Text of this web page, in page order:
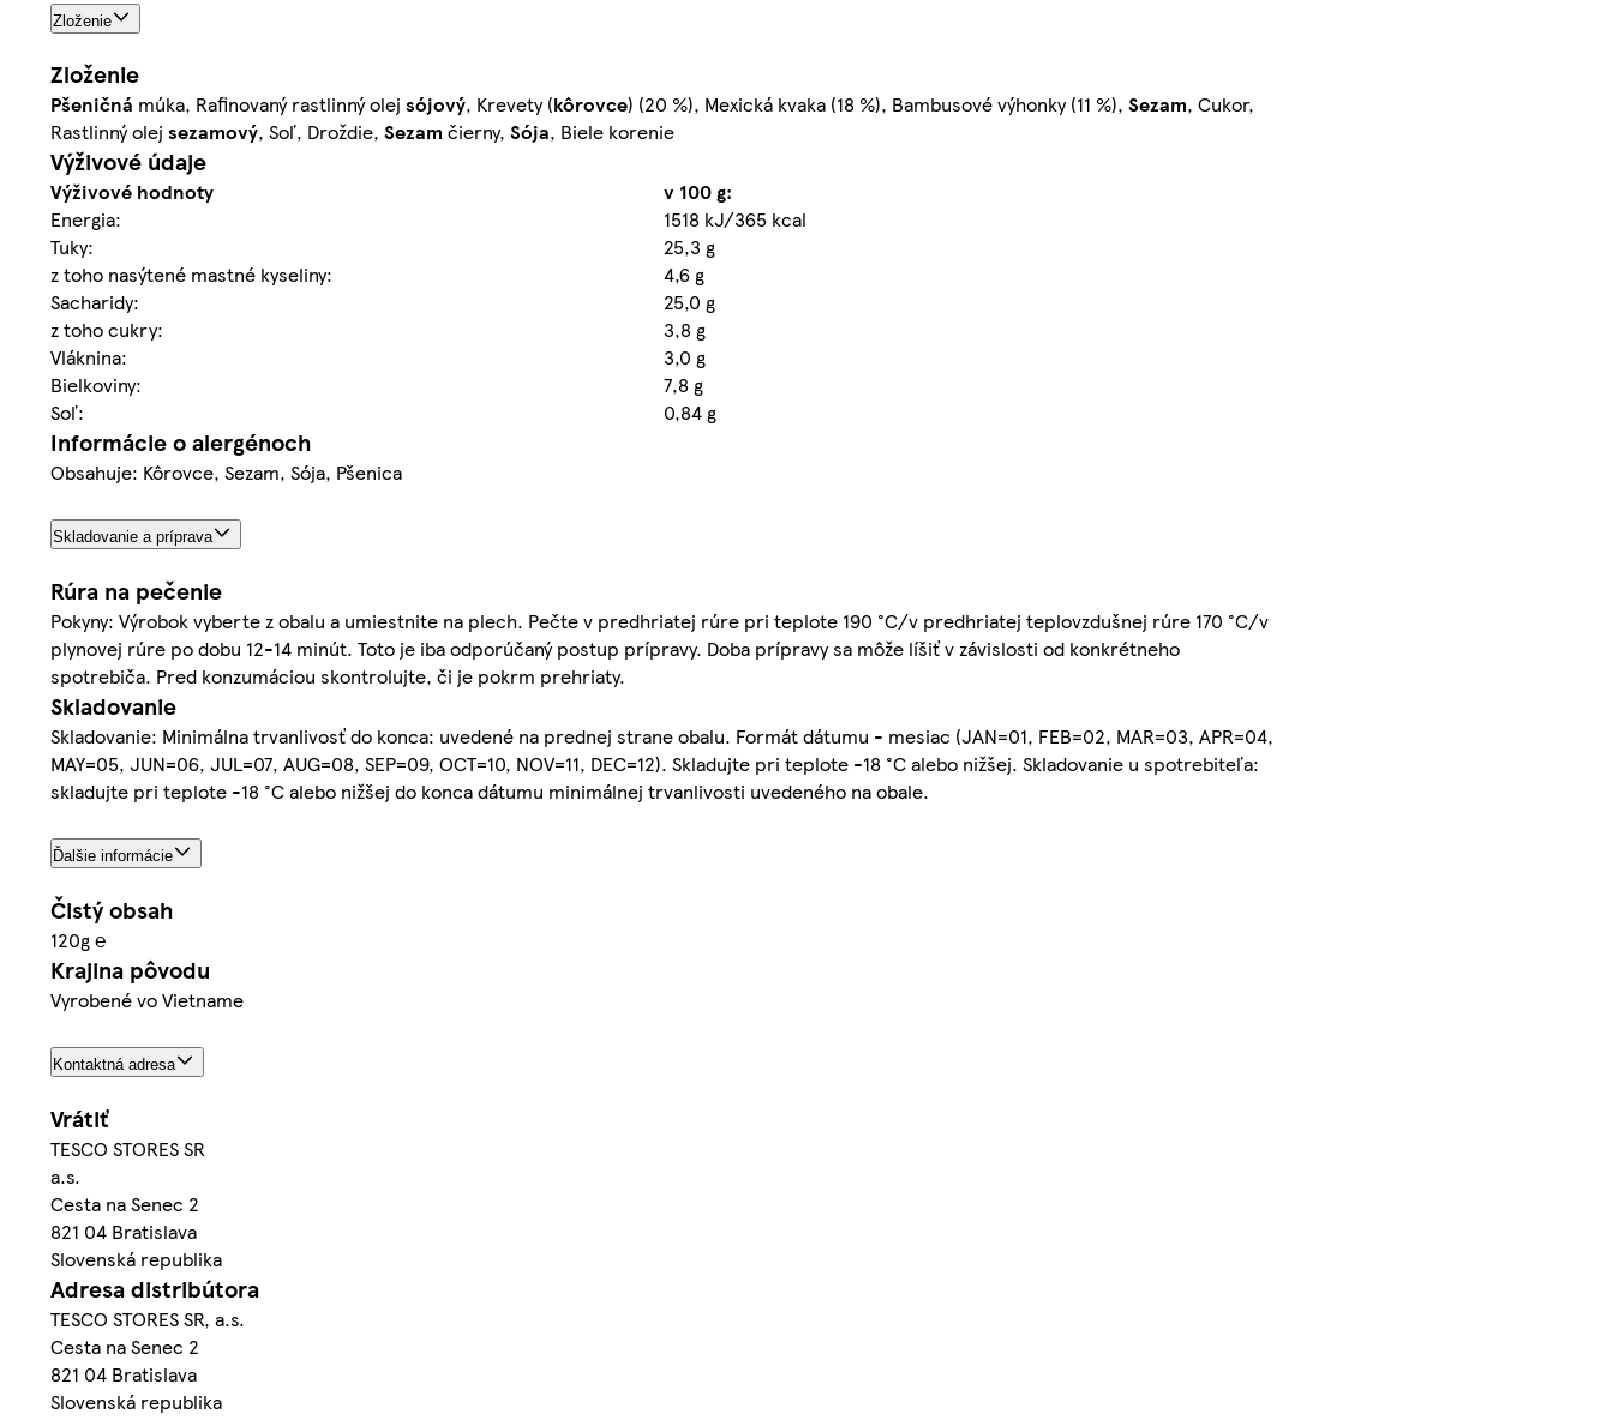
Zloženie
Zloženie
Pšeničná múka, Rafinovaný rastlinný olej sójový, Krevety (kôrovce) (20 %), Mexická kvaka (18 %), Bambusové výhonky (11 %), Sezam, Cukor,
Rastlinný olej sezamový, Soľ, Droždie, Sezam čierny, Sója, Biele korenie
Výživové údaje
Výživové hodnoty
v 100 g:
Energia:
1518 kJ/365 kcal
Tuky:
25,3 g
z toho nasýtené mastné kyseliny:
4,6 g
Sacharidy:
25,0 g
z toho cukry:
3,8 g
Vláknina:
3,0 g
Bielkoviny:
7,8 g
Soľ:
0,84 g
Informácie o alergénoch
Obsahuje: Kôrovce, Sezam, Sója, Pšenica
Skladovanie a príprava
Rúra na pečenie
Pokyny: Výrobok vyberte z obalu a umiestnite na plech. Pečte v predhriatej rúre pri teplote 190 °C/v predhriatej teplovzdušnej rúre 170 °C/v
plynovej rúre po dobu 12-14 minút. Toto je iba odporúčaný postup prípravy. Doba prípravy sa môže líšiť v závislosti od konkrétneho
spotrebiča. Pred konzumáciou skontrolujte, či je pokrm prehriaty.
Skladovanie
Skladovanie: Minimálna trvanlivosť do konca: uvedené na prednej strane obalu. Formát dátumu - mesiac (JAN=01, FEB=02, MAR=03, APR=04,
MAY=05, JUN=06, JUL=07, AUG=08, SEP=09, OCT=10, NOV=11, DEC=12). Skladujte pri teplote -18 °C alebo nižšej. Skladovanie u spotrebiteľa:
skladujte pri teplote -18 °C alebo nižšej do konca dátumu minimálnej trvanlivosti uvedeného na obale.
Ďalšie informácie
Čistý obsah
120g ℮
Krajina pôvodu
Vyrobené vo Vietname
Kontaktná adresa
Vrátiť
TESCO STORES SR
a.s.
Cesta na Senec 2
821 04 Bratislava
Slovenská republika
Adresa distribútora
TESCO STORES SR, a.s.
Cesta na Senec 2
821 04 Bratislava
Slovenská republika